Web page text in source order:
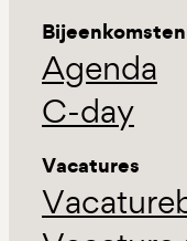
Bijeenkomsten
Agenda
C-day
Vacatures